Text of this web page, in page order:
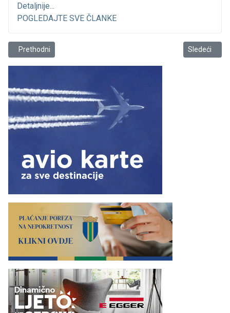
Detaljnije...
POGLEDAJTE SVE ČLANKE
Prethodni članak: Oprez - Fugu riba sve ćešće u Crnoj Gori
Prethodni Sledeći
Sledeći